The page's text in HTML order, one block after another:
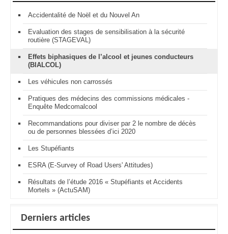
Accidentalité de Noël et du Nouvel An
Evaluation des stages de sensibilisation à la sécurité
routière (STAGEVAL)
Effets biphasiques de l’alcool et jeunes conducteurs
(BIALCOL)
Les véhicules non carrossés
Pratiques des médecins des commissions médicales -
Enquête Medcomalcool
Recommandations pour diviser par 2 le nombre de décès
ou de personnes blessées d’ici 2020
Les Stupéfiants
ESRA (E-Survey of Road Users' Attitudes)
Résultats de l’étude 2016 « Stupéfiants et Accidents
Mortels » (ActuSAM)
Derniers articles